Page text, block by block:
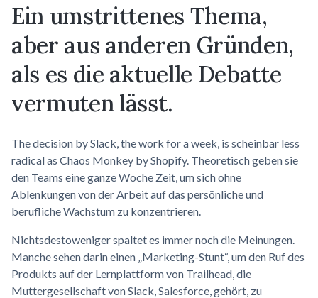
Ein umstrittenes Thema,
aber aus anderen Gründen,
als es die aktuelle Debatte
vermuten lässt.
The decision by Slack, the work for a week, is scheinbar less
radical as Chaos Monkey by Shopify. Theoretisch geben sie
den Teams eine ganze Woche Zeit, um sich ohne
Ablenkungen von der Arbeit auf das persönliche und
berufliche Wachstum zu konzentrieren.
Nichtsdestoweniger spaltet es immer noch die Meinungen.
Manche sehen darin einen „Marketing-Stunt“, um den Ruf des
Produkts auf der Lernplattform von Trailhead, die
Muttergesellschaft von Slack, Salesforce, gehört, zu